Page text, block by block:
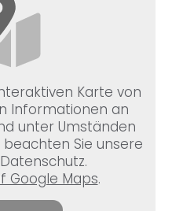
Karte von
Informationen an
unter Umständen
Sie unsere
Google Maps.